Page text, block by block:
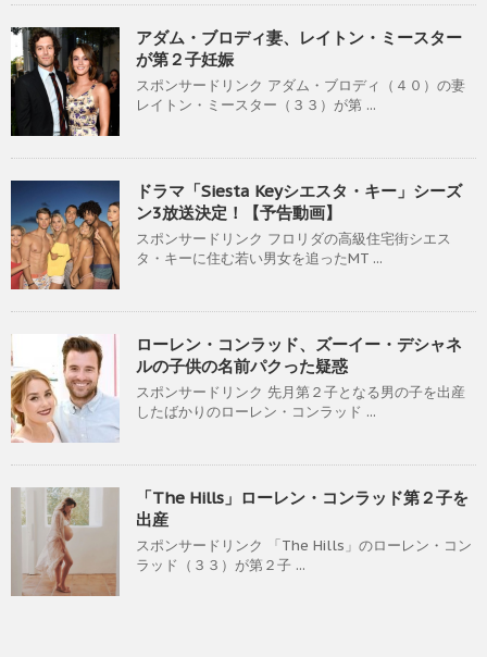
アダム・ブロディ妻、レイトン・ミースター
が第２子妊娠
スポンサードリンク アダム・ブロディ（４０）の妻
レイトン・ミースター（３３）が第 ...
ドラマ「Siesta Keyシエスタ・キー」シーズ
ン3放送決定！【予告動画】
スポンサードリンク フロリダの高級住宅街シエス
タ・キーに住む若い男女を追ったMT ...
ローレン・コンラッド、ズーイー・デシャネ
ルの子供の名前パクった疑惑
スポンサードリンク 先月第２子となる男の子を出産
したばかりのローレン・コンラッド ...
「The Hills」ローレン・コンラッド第２子を
出産
スポンサードリンク 「The Hills」のローレン・コン
ラッド（３３）が第２子 ...